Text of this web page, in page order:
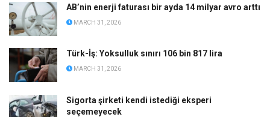
AB’nin enerji faturası bir ayda 14 milyar avro arttı
MARCH 31, 2026
Türk-İş: Yoksulluk sınırı 106 bin 817 lira
MARCH 31, 2026
Sigorta şirketi kendi istediği eksperi
seçemeyecek